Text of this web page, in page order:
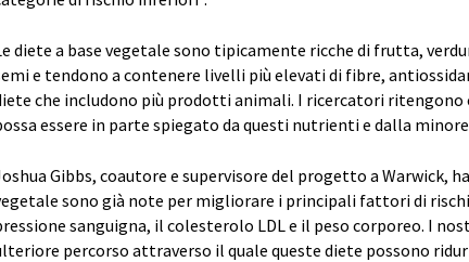
diete a base vegetale sono tipicamente ricche di frutta,
e tendono a contenere livelli più elevati di fibre,
che includono più prodotti animali. I ricercatori
essere in parte spiegato da questi nutrienti e dalla
Gibbs, coautore e supervisore del progetto a Warwick,
sono già note per migliorare i principali fattori di
sanguigna, il colesterolo LDL e il peso corporeo. I
percorso attraverso il quale queste diete possono